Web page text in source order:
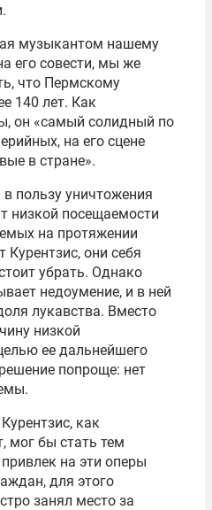
музыкантом нашему
его совести, мы же
что Пермскому
140 лет. Как
он «самый солидный по
на его сцене
в стране».
пользу уничтожения
низкой посещаемости
на протяжении
Курентзис, они себя
убрать. Однако
недоумение, и в ней
лукавства. Вместо
низкой
ее дальнейшего
попроще: нет
как
бы стать тем
на эти оперы
для этого
занял место за